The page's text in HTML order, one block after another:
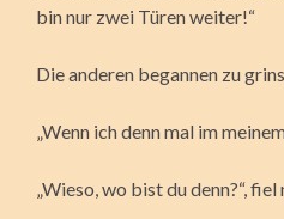
bin nur zwei Türen weiter!“
Die anderen begannen zu
„Wenn ich denn mal im
„Wieso, wo bist du denn?“,